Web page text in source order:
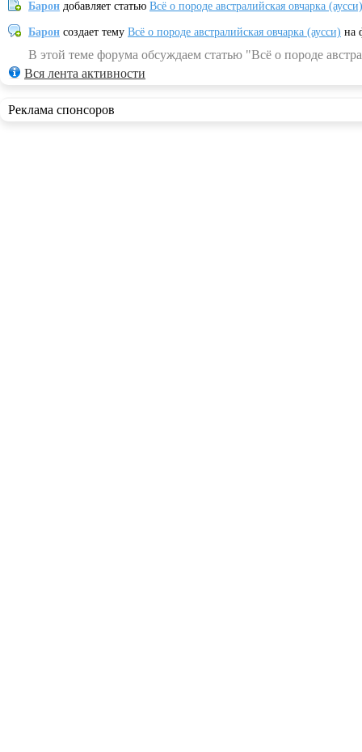
Барон добавляет статью Всё о породе австралийская овчарка (аусси)
Барон создает тему Всё о породе австралийская овчарка (аусси) на
В этой теме форума обсуждаем статью "Всё о породе
Вся лента активности
Реклама спонсоров